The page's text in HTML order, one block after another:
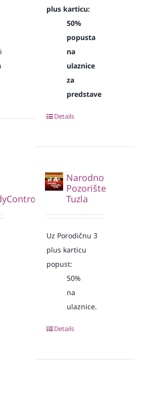
plus karticu:
50%
popusta
na
ulaznice
za
predstave
Details
Narodno
Pozorište
Tuzla
Uz Porodičnu 3
plus karticu
popust:
50%
na
ulaznice.
Details